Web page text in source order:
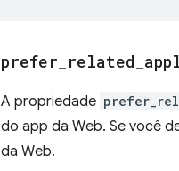
prefer related
A propriedade
do app da Web. Se você
da Web.